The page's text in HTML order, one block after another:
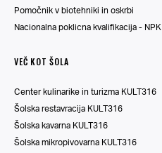
Pomočnik v biotehniki in oskrbi
Nacionalna poklicna kvalifikacija - NPK
VEČ KOT ŠOLA
Center kulinarike in turizma KULT316
Šolska restavracija KULT316
Šolska kavarna KULT316
Šolska mikropivovarna KULT316